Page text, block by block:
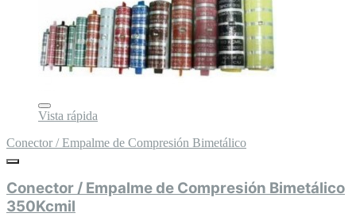
Vista rápida
Conector / Empalme de Compresión Bimetálico
Conector / Empalme de Compresión Bimetálico
350Kcmil